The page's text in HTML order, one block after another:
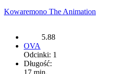
Kowaremono The Animation
5.88
OVA
Odcinki: 1
Długość: